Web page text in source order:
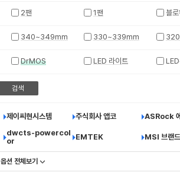
2팬 1팬 블
340~349mm 330~339mm
DrMOS LED 라이트 LED
검색
제이씨현시스템 주식회사 앱코
ASRock
dwcts-powercol
or
EMTEK MSI 브랜
옵션 전체보기